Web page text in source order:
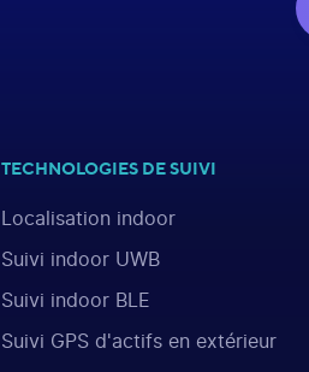
TECHNOLOGIES DE SUIVI
Localisation indoor
Suivi indoor UWB
Suivi indoor BLE
Suivi GPS d'actifs en extérieur